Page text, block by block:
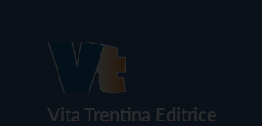
Vita Trentina Editrice